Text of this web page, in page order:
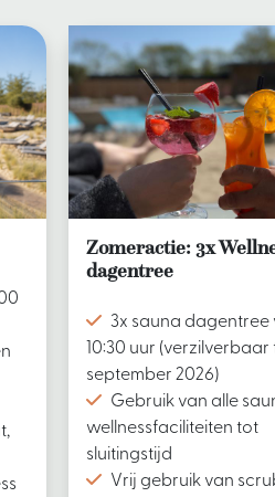
Zomeractie: 3x
dagentree
3x sauna dagentree
10:30 uur (verzilverbaar
september 2026)
Gebruik van alle
wellnessfaciliteiten tot
sluitingstijd
Vrij gebruik van